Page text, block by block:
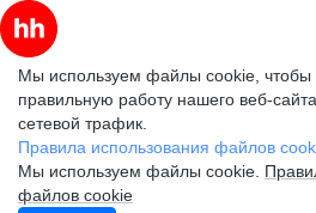
Мы используем файлы cookie, чтобы
правильную работу нашего веб-
сетевой трафик.
Правила использования файлов
Мы используем файлы cookie.
файлов cookie